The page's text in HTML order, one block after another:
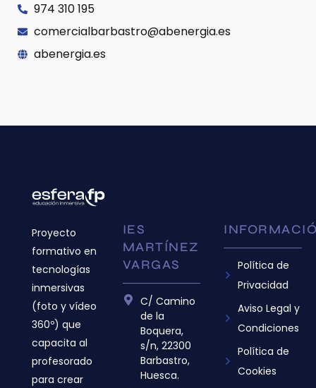
974 310 195
comercialbarbastro@abenergia.es
abenergia.es
Proyecto
formativo en
tecnologías
inmersivas
(foto y vídeo
360º) que
capacita al
profesorado
para crear
IES
MARTÍNEZ
VARGAS
C/ Camino
de la
Boquera,
s/n, 22300
Barbastro,
Huesca.
Política de
Privacidad
Aviso Legal y
Condiciones
Política de
Cookies